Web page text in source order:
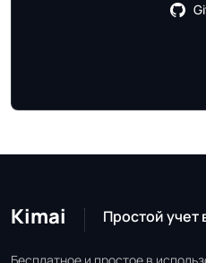
Kimai Простой учет
Бесплатное и простое в